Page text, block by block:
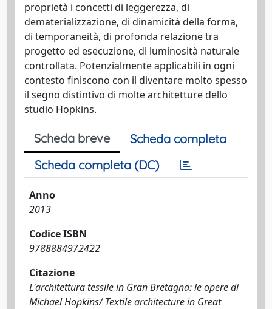
proprietà i concetti di leggerezza, di
dematerializzazione, di dinamicità della forma,
di temporaneità, di profonda relazione tra
progetto ed esecuzione, di luminosità naturale
controllata. Potenzialmente applicabili in ogni
contesto finiscono con il diventare molto spesso
il segno distintivo di molte architetture dello
studio Hopkins.
Scheda breve
Scheda completa
Scheda completa (DC)
Anno
2013
Codice ISBN
9788884972422
Citazione
L'architettura tessile in Gran Bretagna: le opere di
Michael Hopkins/ Textile architecture in Great